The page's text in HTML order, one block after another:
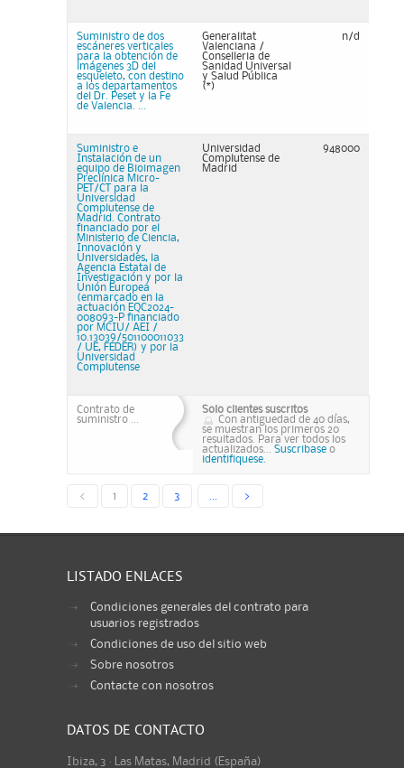
Suministro de dos
escáneres verticales
para la obtención de
imágenes 3D del
esqueleto, con destino
a los departamentos
del Dr. Peset y la Fe
de Valencia. ...
Generalitat
Valenciana /
Conselleria de
Sanidad Universal
y Salud Pública
(*)
n/d
Suministro e
Instalación de un
equipo de Bioimagen
Preclínica Micro-
PET/CT para la
Universidad
Complutense de
Madrid. Contrato
financiado por el
Ministerio de Ciencia,
Innovación y
Universidades, la
Agencia Estatal de
Investigación y por la
Unión Europea
(enmarcado en la
actuación EQC2024-
008093-P financiado
por MCIU/ AEI /
10.13039/501100011033
/ UE, FEDER) y por la
Universidad
Complutense
Universidad
Complutense de
Madrid
948000
Contrato de
suministro ...
Solo clientes suscritos
Con antiguedad de 40 días,
se muestran los primeros 20
resultados. Para ver todos los
actualizados... Suscribase o
identifiquese.
< 1 2 3 >
LISTADO ENLACES
Condiciones generales del contrato para
usuarios registrados
Condiciones de uso del sitio web
Sobre nosotros
Contacte con nosotros
DATOS DE CONTACTO
Ibiza, 3 · Las Matas, Madrid (España)